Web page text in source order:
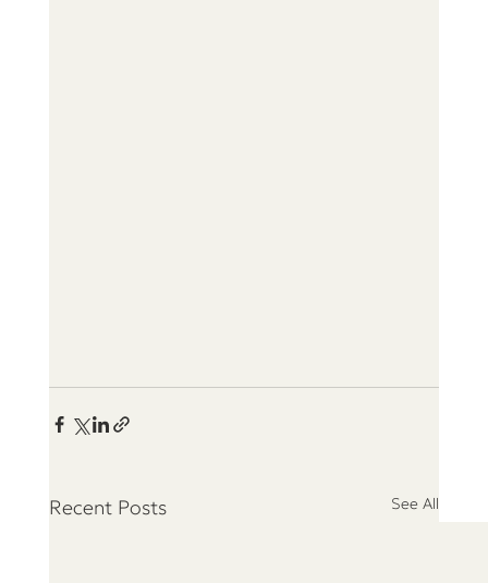
Recent Posts See All